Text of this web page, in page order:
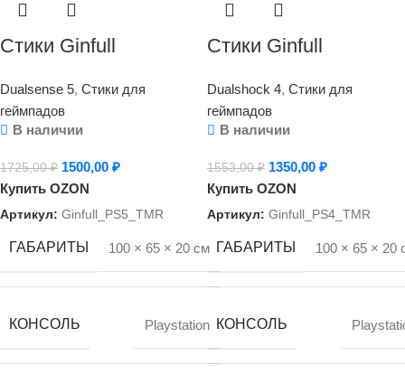
Стики Ginfull
TMR для DualSense
(PlayStation 5), 2 шт,
основе Hall Effect/
Эффект Холла
Dualsense 5, Стики для
геймпадов
В наличии
1725,00₽ 1500,00 ₽
Купить OZON
Артикул: Ginfull_PS5_TMR
ГАБАРИТЫ 100 × 65 × 20 см
КОНСОЛЬ Playstation
Стики Ginfull
TMR для DualShock
PS4 (PlayStation 4), 2
основе Hall Effect/
Эффект Холла
Dualshock 4, Стики для
геймпадов
В наличии
1553,00₽ 1350,00 ₽
Купить OZON
Артикул: Ginfull_PS4_TMR
ГАБАРИТЫ 100 × 65 × 20
КОНСОЛЬ